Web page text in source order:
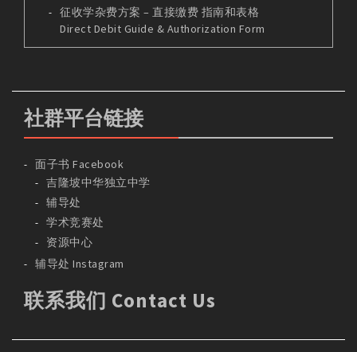
征收学杂费方案 – 直接缴费 指南和表格
Direct Debit Guide & Authorization Form
社群平台链接
面子书 Facebook
吉隆坡中华独立中学
辅导处
学术竞赛处
资源中心
辅导处 Instagram
联系我们 Contact Us